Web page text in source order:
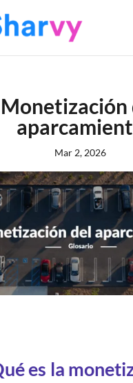
Monetización
Mar 2, 2026
es la